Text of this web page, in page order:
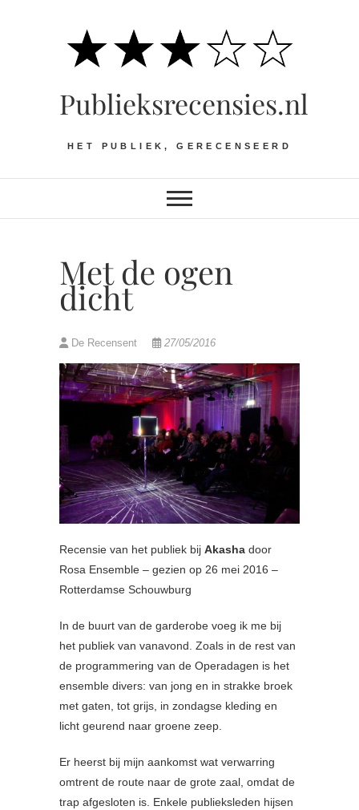
Publieksrecensies.nl
HET PUBLIEK, GERECENSEERD
Met de ogen
dicht
De Recensent 27/05/2016
Recensie van het publiek bij Akasha door
Rosa Ensemble – gezien op 26 mei 2016 –
Rotterdamse Schouwburg
In de buurt van de garderobe voeg ik me bij
het publiek van vanavond. Zoals in de rest van
de programmering van de Operadagen is het
ensemble divers: van jong en in strakke broek
met gaten, tot grijs, in zondagse kleding en
licht geurend naar groene zeep.
Er heerst bij mijn aankomst wat verwarring
omtrent de route naar de grote zaal, omdat de
trap afgesloten is. Enkele publieksleden hijsen